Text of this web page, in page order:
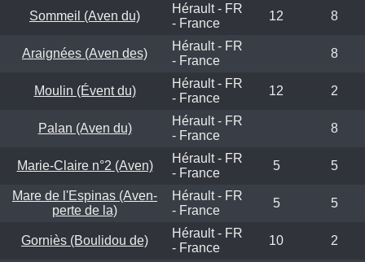
Sommeil (Aven du)
Hérault - FR
- France
12 8
Araignées (Aven des)
Hérault - FR
- France
8
Moulin (Évent du)
Hérault - FR
- France
12 2
Palan (Aven du)
Hérault - FR
- France
8
Marie-Claire n°2 (Aven)
Hérault - FR
- France
5 5
Mare de l'Espinas (Aven-
perte de la)
Hérault - FR
- France
5 5
Gorniès (Boulidou de)
Hérault - FR
- France
10 2